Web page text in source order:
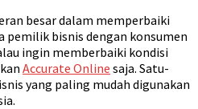
besar dalam memperbaiki
pemilik bisnis dengan konsumen
ingin memberbaiki kondisi
Accurate Online saja. Satu-
yang paling mudah digunakan